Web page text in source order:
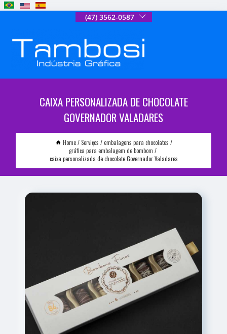
(47) 3562-0587
CAIXA PERSONALIZADA DE CHOCOLATE
GOVERNADOR VALADARES
Home Serviços
embalagens para chocolates
gráfica para embalagem de bombom
caixa personalizada de chocolate Governador Valadares